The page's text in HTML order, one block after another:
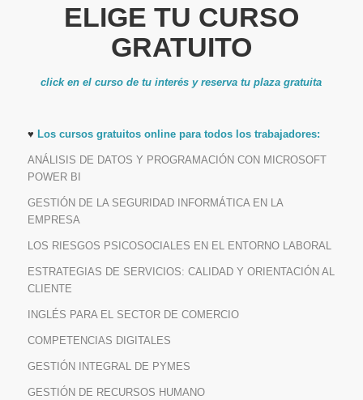
ELIGE TU CURSO
GRATUITO
click en el curso de tu interés y reserva tu plaza gratuita
♥ Los cursos gratuitos online para todos los trabajadores:
ANÁLISIS DE DATOS Y PROGRAMACIÓN CON MICROSOFT
POWER BI
GESTIÓN DE LA SEGURIDAD INFORMÁTICA EN LA
EMPRESA
LOS RIESGOS PSICOSOCIALES EN EL ENTORNO LABORAL
ESTRATEGIAS DE SERVICIOS: CALIDAD Y ORIENTACIÓN AL
CLIENTE
INGLÉS PARA EL SECTOR DE COMERCIO
COMPETENCIAS DIGITALES
GESTIÓN INTEGRAL DE PYMES
GESTIÓN DE RECURSOS HUMANO